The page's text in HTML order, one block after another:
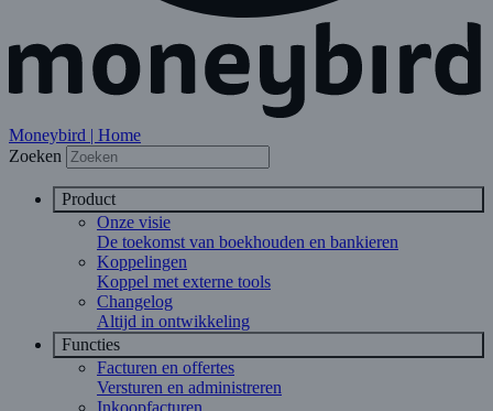
Moneybird | Home
Zoeken
Product
Onze visie
De toekomst van boekhouden en bankieren
Koppelingen
Koppel met externe tools
Changelog
Altijd in ontwikkeling
Functies
Facturen en offertes
Versturen en administreren